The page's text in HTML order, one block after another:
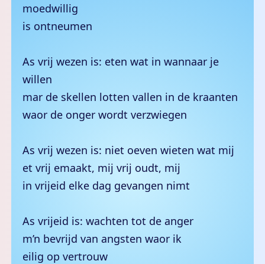
moedwillig
is ontneumen
As vrij wezen is: eten wat in wannaar je
willen
mar de skellen lotten vallen in de kraanten
waor de onger wordt verzwiegen
As vrij wezen is: niet oeven wieten wat mij
et vrij emaakt, mij vrij oudt, mij
in vrijeid elke dag gevangen nimt
As vrijeid is: wachten tot de anger
m’n bevrijd van angsten waor ik
eilig op vertrouw